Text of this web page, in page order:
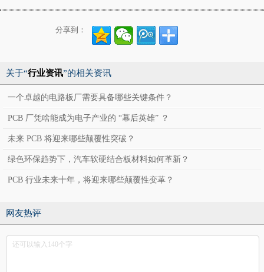
分享到：
关于“行业资讯”的相关资讯
一个卓越的电路板厂需要具备哪些关键条件？
PCB 厂凭啥能成为电子产业的 “幕后英雄” ？
未来 PCB 将迎来哪些颠覆性突破？
绿色环保趋势下，汽车软硬结合板材料如何革新？
PCB 行业未来十年，将迎来哪些颠覆性变革？
网友热评